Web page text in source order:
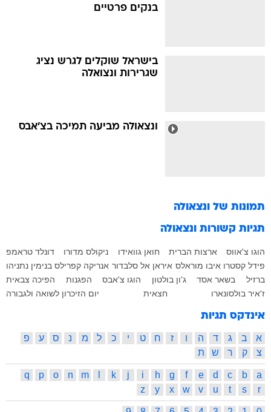
בנקים פרטיים
בישראל שוקלים לגרש נציג
שגרירות ונצואלה
ונצאולה מביעה תמיכה בצ'אבס
תמונות של ונצאולה
תגיות קשורות ונצאולה
הוגו צ'אווס ארצות הברית חואן גוואידו ניקולס מדורו
דונלד טראמפ
פידל קסטרו איבו מוראלס איראן אל סלבדור אנריקה קפרילס בנימין נתניהו
ברזיל
בשאר אסד ג'ון בולטון הוגו צ'אבס הפגנות
הפיכה צבאית
ז'איר בולסונארו
חצאית יום הזיכרון לשואה ולגבורה
אינדקס תגיות
א ב ג ד ה ו ז ח ט י כ ל מ נ ס ע
פ
צ
ק ר ש ת
a
b
c
d
e
f
g
h
i
j
k
m
n
o
p
q
r
s
t
u
v
w
x
y
z